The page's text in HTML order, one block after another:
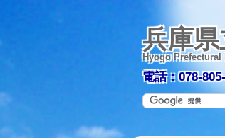
兵庫
Hyogo Prefectural
電話：078-